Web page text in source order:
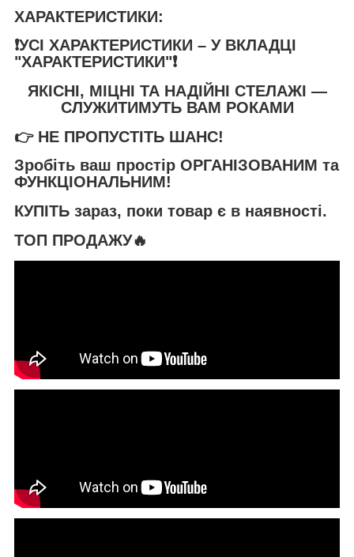
ХАРАКТЕРИСТИКИ:
❗️УСІ ХАРАКТЕРИСТИКИ – У ВКЛАДЦІ
"ХАРАКТЕРИСТИКИ"❗️
ЯКІСНІ, МІЦНІ ТА НАДІЙНІ СТЕЛАЖІ —
СЛУЖИТИМУТЬ ВАМ РОКАМИ
👉 НЕ ПРОПУСТІТЬ ШАНС!
Зробіть ваш простір ОРГАНІЗОВАНИМ та
ФУНКЦІОНАЛЬНИМ!
КУПІТЬ зараз, поки товар є в наявності.
ТОП ПРОДАЖУ🔥